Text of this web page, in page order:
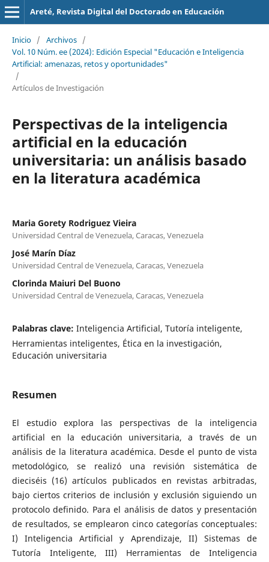
Areté, Revista Digital del Doctorado en Educación
Inicio / Archivos /
Vol. 10 Núm. ee (2024): Edición Especial "Educación e Inteligencia
Artificial: amenazas, retos y oportunidades"
/
Artículos de Investigación
Perspectivas de la inteligencia
artificial en la educación
universitaria: un análisis basado
en la literatura académica
Maria Gorety Rodriguez Vieira
Universidad Central de Venezuela, Caracas, Venezuela
José Marín Díaz
Universidad Central de Venezuela, Caracas, Venezuela
Clorinda Maiuri Del Buono
Universidad Central de Venezuela, Caracas, Venezuela
Palabras clave: Inteligencia Artificial, Tutoría inteligente,
Herramientas inteligentes, Ética en la investigación,
Educación universitaria
Resumen
El estudio explora las perspectivas de la inteligencia
artificial en la educación universitaria, a través de un
análisis de la literatura académica. Desde el punto de vista
metodológico, se realizó una revisión sistemática de
dieciséis (16) artículos publicados en revistas arbitradas,
bajo ciertos criterios de inclusión y exclusión siguiendo un
protocolo definido. Para el análisis de datos y presentación
de resultados, se emplearon cinco categorías conceptuales:
I) Inteligencia Artificial y Aprendizaje, II) Sistemas de
Tutoría Inteligente, III) Herramientas de Inteligencia